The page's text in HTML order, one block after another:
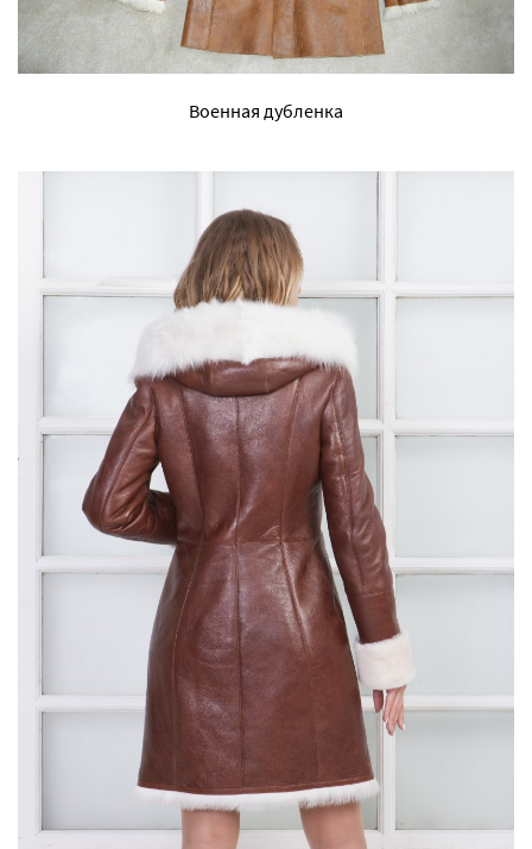
Военная дубленка